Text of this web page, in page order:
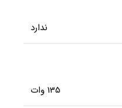
ندارد
135 وات